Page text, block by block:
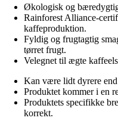
Økologisk og
Rainforest Alliance-
kaffeproduktion.
Fyldig og frugtagtig
tørret frugt.
Velegnet til ægte
Kan være lidt dyrere
Produktet kommer i en
Produktets specifikke
korrekt.